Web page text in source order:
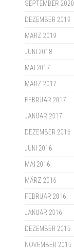
SEPTEMBER 2020
DEZEMBER 2019
MÄRZ 2019
JUNI 2018
MAI 2017
MÄRZ 2017
FEBRUAR 2017
JANUAR 2017
DEZEMBER 2016
JUNI 2016
MAI 2016
MÄRZ 2016
FEBRUAR 2016
JANUAR 2016
DEZEMBER 2015
NOVEMBER 2015